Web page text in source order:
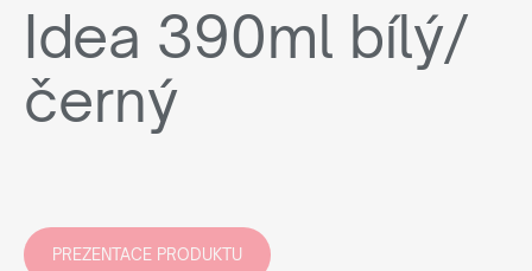
Idea 390ml bílý/
černý
PREZENTACE PRODUKTU